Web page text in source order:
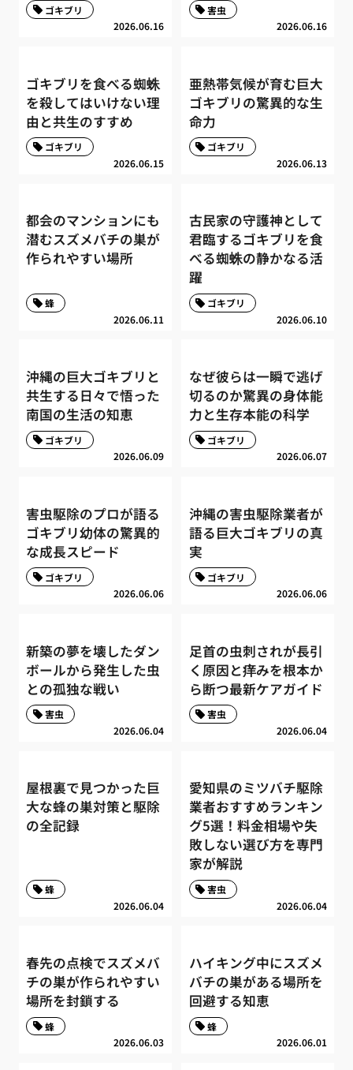
2026.06.16
ゴキブリ
2026.06.16
害虫
ゴキブリを食べる蜘蛛
を殺してはいけない理
由と共生のすすめ
2026.06.15
ゴキブリ
亜熱帯気候が育む巨大
ゴキブリの驚異的な生
命力
2026.06.13
ゴキブリ
都会のマンションにも
潜むスズメバチの巣が
作られやすい場所
2026.06.11
蜂
古民家の守護神として
君臨するゴキブリを食
べる蜘蛛の静かなる活
躍
2026.06.10
ゴキブリ
沖縄の巨大ゴキブリと
共生する日々で悟った
南国の生活の知恵
2026.06.09
ゴキブリ
なぜ彼らは一瞬で逃げ
切るのか驚異の身体能
力と生存本能の科学
2026.06.07
ゴキブリ
害虫駆除のプロが語る
ゴキブリ幼体の驚異的
な成長スピード
2026.06.06
ゴキブリ
沖縄の害虫駆除業者が
語る巨大ゴキブリの真
実
2026.06.06
ゴキブリ
新築の夢を壊したダン
ボールから発生した虫
との孤独な戦い
2026.06.04
害虫
足首の虫刺されが長引
く原因と痒みを根本か
ら断つ最新ケアガイド
2026.06.04
害虫
屋根裏で見つかった巨
大な蜂の巣対策と駆除
の全記録
2026.06.04
蜂
愛知県のミツバチ駆除
業者おすすめランキン
グ5選！料金相場や失
敗しない選び方を専門
家が解説
2026.06.04
害虫
春先の点検でスズメバ
チの巣が作られやすい
場所を封鎖する
2026.06.03
蜂
ハイキング中にスズメ
バチの巣がある場所を
回避する知恵
2026.06.01
蜂